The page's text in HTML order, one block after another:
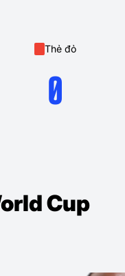
Thẻ đỏ
0
Cup